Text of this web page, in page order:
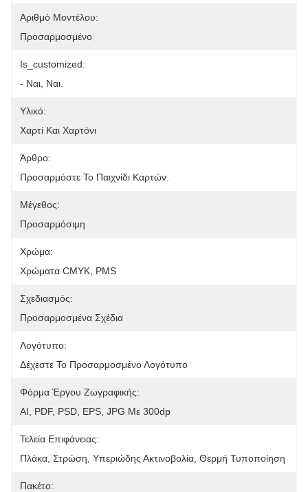
Αριθμό Μοντέλου:
Προσαρμοσμένο
Is_customized:
- Ναι, Ναι.
Υλικό:
Χαρτί Και Χαρτόνι
Άρθρο:
Προσαρμόστε Το Παιχνίδι Καρτών.
Μέγεθος:
Προσαρμόσιμη
Χρώμα:
Χρώματα CMYK, PMS
Σχεδιασμός:
Προσαρμοσμένα Σχέδια
Λογότυπο:
Δέχεστε Το Προσαρμοσμένο Λογότυπο
Φόρμα Έργου Ζωγραφικής:
AI, PDF, PSD, EPS, JPG Με 300dp
Τελεία Επιφάνειας:
Πλάκα, Στρώση, Υπεριώδης Ακτινοβολία, Θερμή Τυποποίηση
Πακέτο: